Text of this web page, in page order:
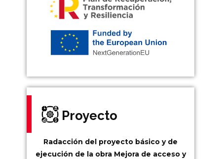
Proyecto
Radacción del proyecto básico y de
ejecución de la obra Mejora de acceso y